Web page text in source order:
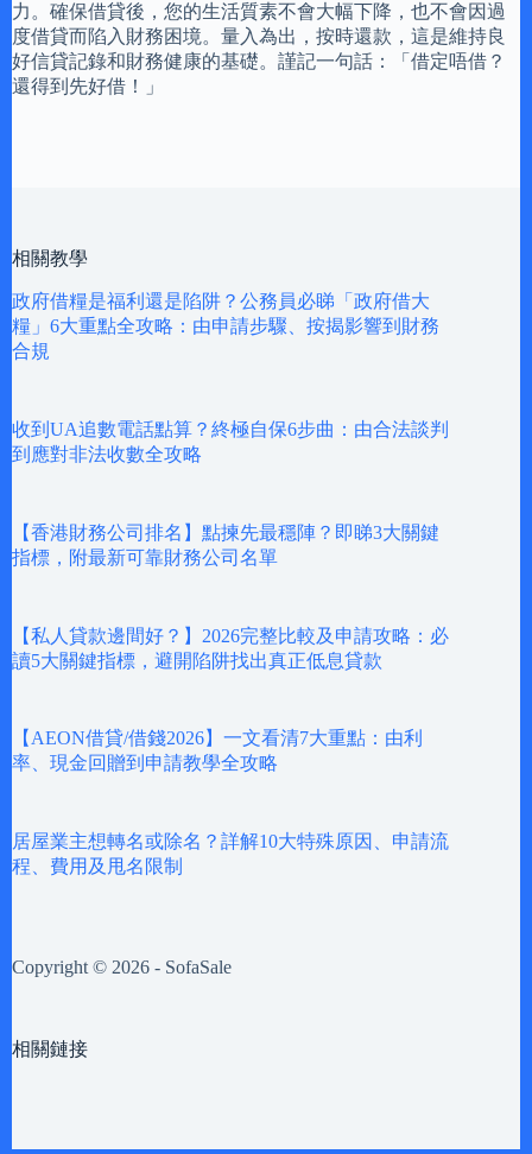
力。確保借貸後，您的生活質素不會大幅下降，也不會因過
度借貸而陷入財務困境。量入為出，按時還款，這是維持良
好信貸記錄和財務健康的基礎。謹記一句話：「借定唔借？
還得到先好借！」
相關教學
政府借糧是福利還是陷阱？公務員必睇「政府借大
糧」6大重點全攻略：由申請步驟、按揭影響到財務
合規
收到UA追數電話點算？終極自保6步曲：由合法談判
到應對非法收數全攻略
【香港財務公司排名】點揀先最穩陣？即睇3大關鍵
指標，附最新可靠財務公司名單
【私人貸款邊間好？】2026完整比較及申請攻略：必
讀5大關鍵指標，避開陷阱找出真正低息貸款
【AEON借貸/借錢2026】一文看清7大重點：由利
率、現金回贈到申請教學全攻略
居屋業主想轉名或除名？詳解10大特殊原因、申請流
程、費用及甩名限制
Copyright © 2026 - SofaSale
相關鏈接